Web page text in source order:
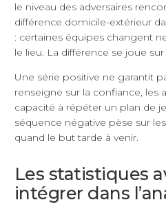
le niveau des adversaires
différence domicile-extérieur
: certaines équipes changent
le lieu. La différence se joue
Une série positive ne garantit
renseigne sur la confiance, les
capacité à répéter un plan de
séquence négative pèse sur
quand le but tarde à venir.
Les statistiques
intégrer dans